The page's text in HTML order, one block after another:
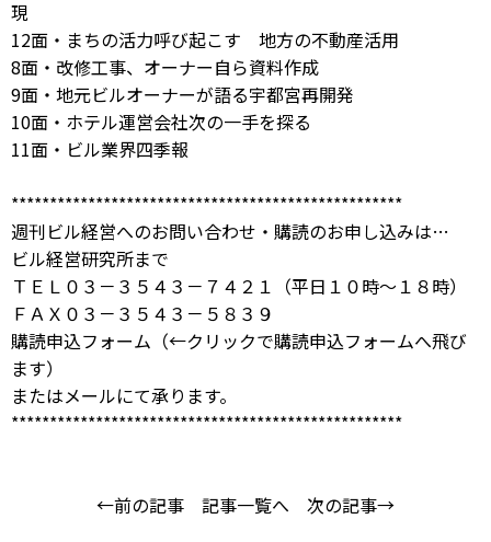
現
12面・まちの活力呼び起こす 地方の不動産活用
8面・改修工事、オーナー自ら資料作成
9面・地元ビルオーナーが語る宇都宮再開発
10面・ホテル運営会社次の一手を探る
11面・ビル業界四季報
***************************************************
週刊ビル経営へのお問い合わせ・購読のお申し込みは…
ビル経営研究所まで
ＴＥＬ０３－３５４３－７４２１（平日１０時～１８時）
ＦＡＸ０３－３５４３－５８３９
購読申込フォーム （←クリックで購読申込フォームへ飛び
ます）
またはメールにて承ります。
***************************************************
←前の記事 記事一覧へ 次の記事→